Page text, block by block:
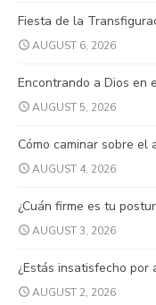
Fiesta de la
AUGUST 6, 2026
Encontrando a Dios en
AUGUST 5, 2026
Cómo caminar sobre el
AUGUST 4, 2026
¿Cuán firme es tu
AUGUST 3, 2026
¿Estás insatisfecho por
AUGUST 2, 2026